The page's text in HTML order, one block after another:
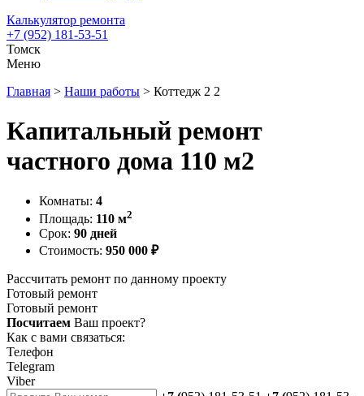
Калькулятор ремонта
+7 (952) 181-53-51
Томск
Меню
Главная > Наши работы > Коттедж 2 2
Капитальный ремонт
частного дома 110 м2
Комнаты: 4
Площадь: 110 м2
Срок: 90 дней
Стоимость: 950 000 ₽
Рассчитать ремонт по данному проекту
Готовый ремонт
Готовый ремонт
Посчитаем Ваш проект?
Как с вами связаться:
Телефон
Telegram
Viber